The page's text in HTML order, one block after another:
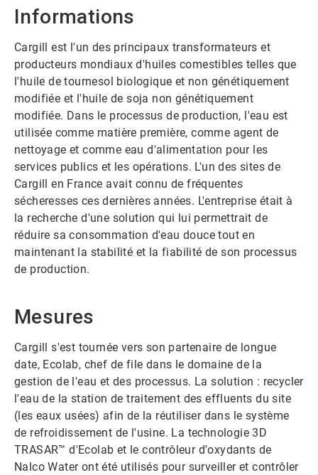
Informations
Cargill est l'un des principaux transformateurs et
producteurs mondiaux d'huiles comestibles telles que
l'huile de tournesol biologique et non génétiquement
modifiée et l'huile de soja non génétiquement
modifiée.​​​​​​​ Dans le processus de production, l'eau est
utilisée comme matière première, comme agent de
nettoyage et comme eau d'alimentation pour les
services publics et les opérations. L'un des sites de
Cargill en France avait connu de fréquentes
sécheresses ces dernières années.​​​​​​​ L'entreprise était à
la recherche d'une solution qui lui permettrait de
réduire sa consommation d'eau douce tout en
maintenant la stabilité et la fiabilité de son processus
de production.​​​​​​​
Mesures
Cargill s'est tournée vers son partenaire de longue
date, Ecolab, chef de file dans le domaine de la
gestion de l'eau et des processus.​​​​​​​ La solution : recycler
l'eau de la station de traitement des effluents du site
(les eaux usées) afin de la réutiliser dans le système
de refroidissement de l'usine. La technologie 3D
TRASAR™ d'Ecolab et le contrôleur d'oxydants de
Nalco Water ont été utilisés pour surveiller et contrôler